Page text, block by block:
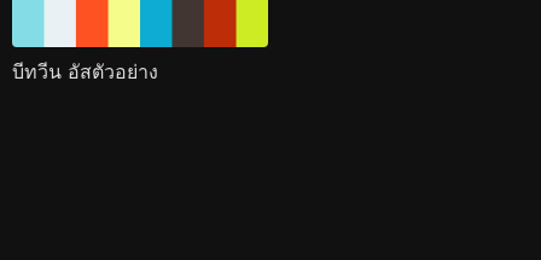
บีทวีน อัสตัวอย่าง